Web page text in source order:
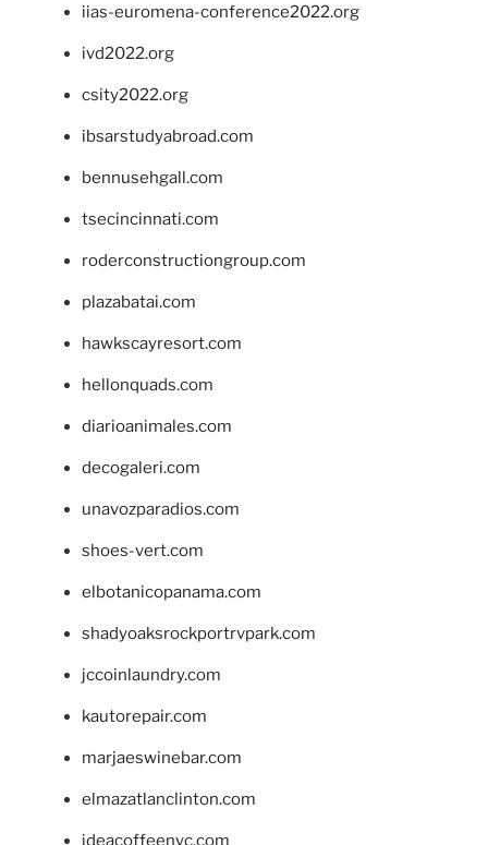
iias-euromena-conference2022.org
ivd2022.org
csity2022.org
ibsarstudyabroad.com
bennusehgall.com
tsecincinnati.com
roderconstructiongroup.com
plazabatai.com
hawkscayresort.com
hellonquads.com
diarioanimales.com
decogaleri.com
unavozparadios.com
shoes-vert.com
elbotanicopanama.com
shadyoaksrockportrvpark.com
jccoinlaundry.com
kautorepair.com
marjaeswinebar.com
elmazatlanclinton.com
ideacoffeenyc.com